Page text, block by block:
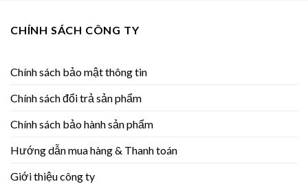
CHÍNH SÁCH CÔNG TY
Chính sách bảo mật thông tin
Chính sách đổi trả sản phẩm
Chính sách bảo hành sản phẩm
Hướng dẫn mua hàng & Thanh toán
Giới thiệu công ty